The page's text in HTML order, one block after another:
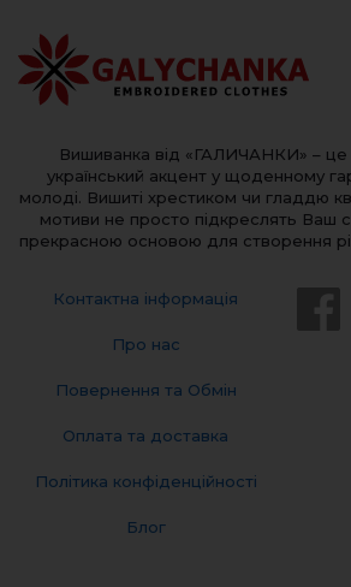
Вишиванка від «ГАЛИЧАНКИ» –
український акцент у щоденному
молоді. Вишиті хрестиком чи гладдю
мотиви не просто підкреслять Ваш
прекрасною основою для створення
Контактна інформація
Про нас
Повернення та Обмін
Оплата та доставка
Політика конфіденційності
Блог